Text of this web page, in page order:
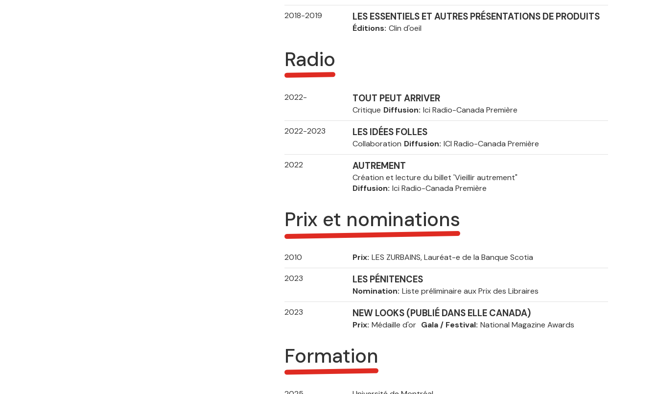
2018-2019 LES ESSENTIELS ET AUTRES PRÉSENTATIONS DE PRODUITS
Éditions Clin d'oeil
Radio
2022- TOUT PEUT ARRIVER
Critique Diffusion Ici Radio-Canada Première
2022-2023 LES IDÉES FOLLES
Collaboration Diffusion ICI Radio-Canada Première
2022 AUTREMENT
Création et lecture du billet 'Vieillir autrement"
Diffusion Ici Radio-Canada Première
Prix et nominations
2010 Prix LES ZURBAINS, Lauréat-e de la Banque Scotia
2023 LES PÉNITENCES
Nomination Liste préliminaire aux Prix des Libraires
2023 NEW LOOKS (PUBLIÉ DANS ELLE CANADA)
Prix Médaille d'or Gala / Festival National Magazine Awards
Formation